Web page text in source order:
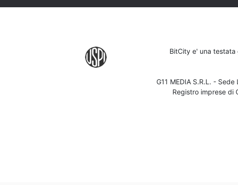
BitCity e' una
G11 MEDIA S.R.L. -
Registro imprese di